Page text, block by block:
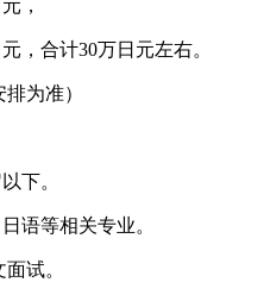
，
，合计30万日元左右。
为准）
下。
语等相关专业。
试。